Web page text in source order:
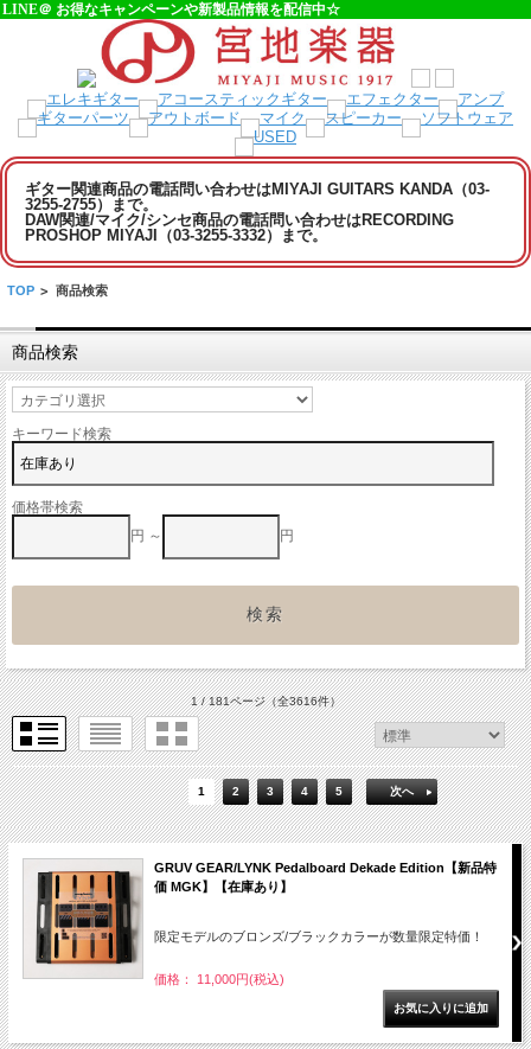
LINE＠ お得なキャンペーンや新製品情報を配信中☆
ギター関連商品の電話問い合わせはMIYAJI GUITARS KANDA（03-
3255-2755）まで。
DAW関連/マイク/シンセ商品の電話問い合わせはRECORDING
PROSHOP MIYAJI（03-3255-3332）まで。
TOP > 商品検索
商品検索
キーワード検索
価格帯検索
円 ～
円
1 / 181ページ（全3616件）
1 2 3 4 5 次へ
GRUV GEAR/LYNK Pedalboard Dekade Edition【新品特
価 MGK】【在庫あり】
限定モデルのブロンズ/ブラックカラーが数量限定特価！
価格： 11,000円(税込)